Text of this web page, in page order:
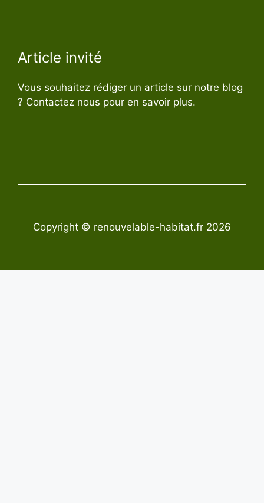
Article invité
Vous souhaitez rédiger un article sur notre blog
? Contactez nous pour en savoir plus.
Copyright © renouvelable-habitat.fr 2026